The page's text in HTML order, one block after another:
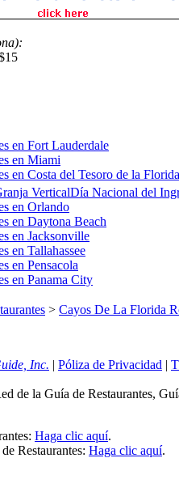
en Fort Lauderdale
en Miami
en Costa del Tesoro de la Florida
VerticalDía Nacional del
en Orlando
en Daytona Beach
en Jacksonville
en Tallahassee
en Pensacola
en Panama City
> Cayos De La Florida
Inc. | Póliza de Privacidad |
de la Guía de Restaurantes,
Haga clic aquí.
Restaurantes: Haga clic aquí.